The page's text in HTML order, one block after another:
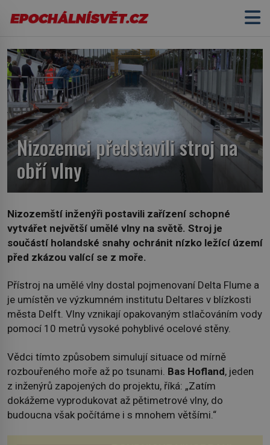
Nizozemci představili stroj na
obří vlny
Nizozemští inženýři postavili zařízení schopné
vytvářet největší umělé vlny na světě. Stroj je
součástí holandské snahy ochránit nízko ležící území
před zkázou valící se z moře.
Přístroj na umělé vlny dostal pojmenovaní Delta Flume a
je umístěn ve výzkumném institutu Deltares v blízkosti
města Delft. Vlny vznikají opakovaným stlačováním vody
pomocí 10 metrů vysoké pohyblivé ocelové stěny.
Vědci tímto způsobem simulují situace od mírně
rozbouřeného moře až po tsunami. Bas Hofland, jeden
z inženýrů zapojených do projektu, říká: „Zatím
dokážeme vyprodukovat až pětimetrové vlny, do
budoucna však počítáme i s mnohem většími.“